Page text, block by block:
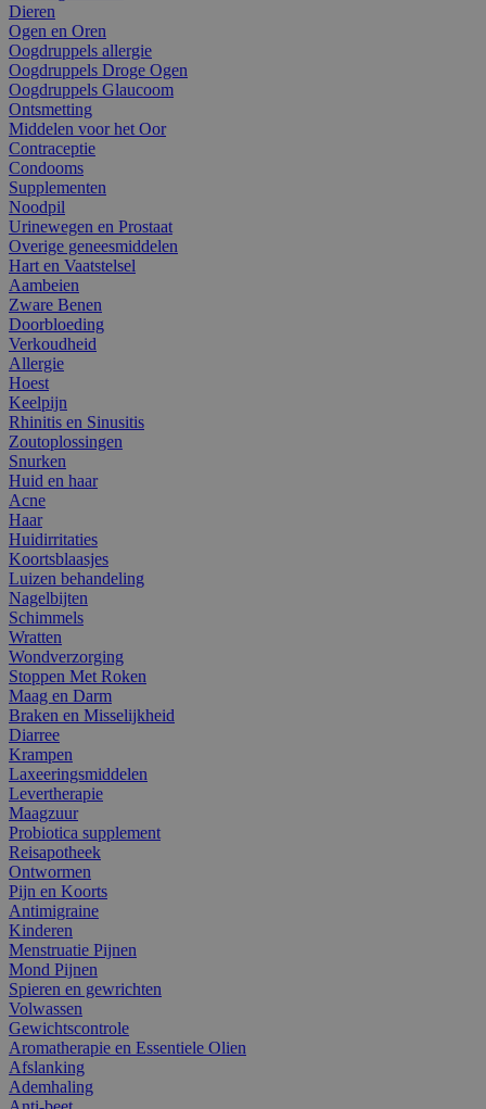
Dieren
Ogen en Oren
Oogdruppels allergie
Oogdruppels Droge Ogen
Oogdruppels Glaucoom
Ontsmetting
Middelen voor het Oor
Contraceptie
Condooms
Supplementen
Noodpil
Urinewegen en Prostaat
Overige geneesmiddelen
Hart en Vaatstelsel
Aambeien
Zware Benen
Doorbloeding
Verkoudheid
Allergie
Hoest
Keelpijn
Rhinitis en Sinusitis
Zoutoplossingen
Snurken
Huid en haar
Acne
Haar
Huidirritaties
Koortsblaasjes
Luizen behandeling
Nagelbijten
Schimmels
Wratten
Wondverzorging
Stoppen Met Roken
Maag en Darm
Braken en Misselijkheid
Diarree
Krampen
Laxeeringsmiddelen
Levertherapie
Maagzuur
Probiotica supplement
Reisapotheek
Ontwormen
Pijn en Koorts
Antimigraine
Kinderen
Menstruatie Pijnen
Mond Pijnen
Spieren en gewrichten
Volwassen
Gewichtscontrole
Aromatherapie en Essentiele Olien
Afslanking
Ademhaling